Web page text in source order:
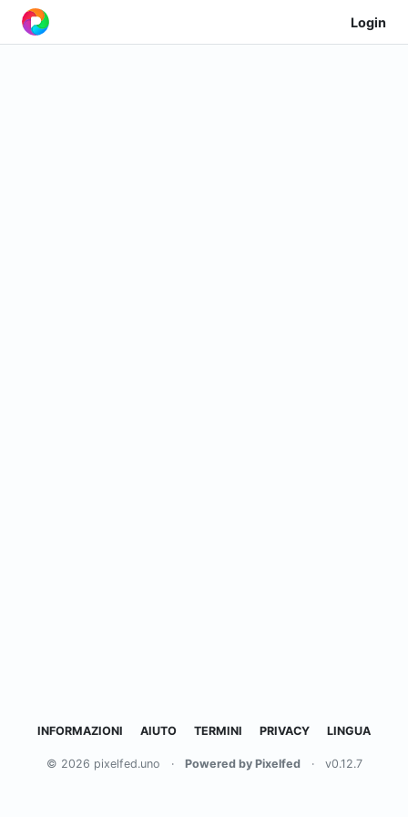
Login
INFORMAZIONI AIUTO TERMINI PRIVACY LINGUA
© 2026 pixelfed.uno · Powered by Pixelfed · v0.12.7